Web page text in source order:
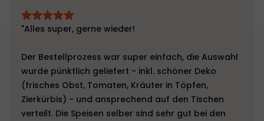
"Alles super, gerne wieder!
Der Bestellprozess war super einfach, die Auswahl
wurde pünktlich geliefert - inkl. schöner Deko
(frisches Obst, Tomaten, Kräuter in Töpfen,
Zierkürbis) - und ansprechend auf den Tischen
verteilt. Die Speisen selber sind sehr gut bei den